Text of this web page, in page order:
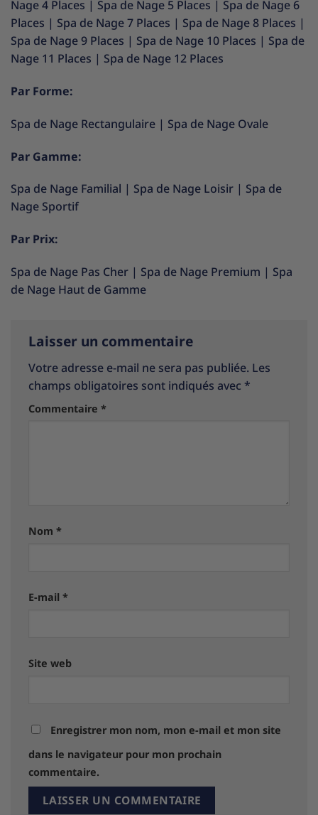
Nage 4 Places | Spa de Nage 5 Places | Spa de Nage 6
Places | Spa de Nage 7 Places | Spa de Nage 8 Places |
Spa de Nage 9 Places | Spa de Nage 10 Places | Spa de
Nage 11 Places | Spa de Nage 12 Places
Par Forme:
Spa de Nage Rectangulaire | Spa de Nage Ovale
Par Gamme:
Spa de Nage Familial | Spa de Nage Loisir | Spa de
Nage Sportif
Par Prix:
Spa de Nage Pas Cher | Spa de Nage Premium | Spa
de Nage Haut de Gamme
Laisser un commentaire
Votre adresse e-mail ne sera pas publiée. Les
champs obligatoires sont indiqués avec *
Commentaire *
Nom *
E-mail *
Site web
Enregistrer mon nom, mon e-mail et mon site
dans le navigateur pour mon prochain
commentaire.